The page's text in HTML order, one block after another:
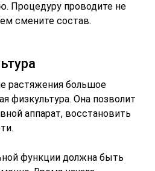
Процедуру проводите не
смените состав.
растяжения большое
физкультура. Она позволит
аппарат, восстановить
функции должна быть